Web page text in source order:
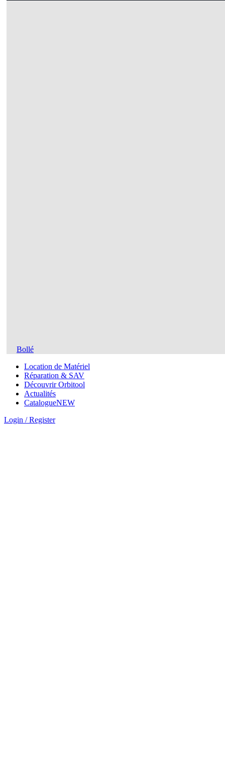
Bollé
Location de Matériel
Réparation & SAV
Découvrir Orbitool
Actualités
CatalogueNEW
Login / Register